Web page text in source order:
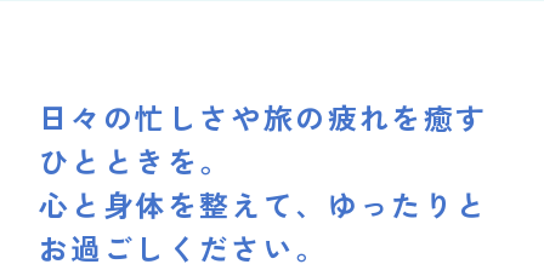
日々の忙しさや旅の疲れを癒す
ひとときを。
心と身体を整えて、ゆったりと
お過ごしください。